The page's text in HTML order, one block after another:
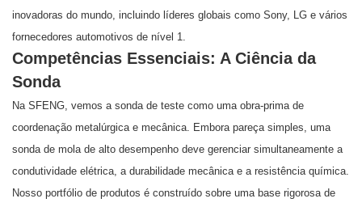
inovadoras do mundo, incluindo líderes globais como Sony, LG e vários
fornecedores automotivos de nível 1.
Competências Essenciais: A Ciência da
Sonda
Na SFENG, vemos a sonda de teste como uma obra-prima de
coordenação metalúrgica e mecânica. Embora pareça simples, uma
sonda de mola de alto desempenho deve gerenciar simultaneamente a
condutividade elétrica, a durabilidade mecânica e a resistência química.
Nosso portfólio de produtos é construído sobre uma base rigorosa de